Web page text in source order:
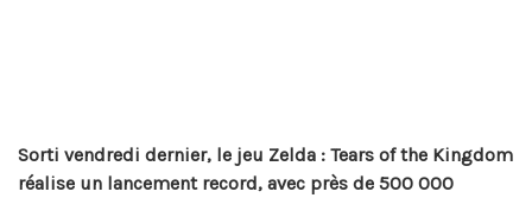
Sorti vendredi dernier, le jeu Zelda : Tears of the Kingdom
réalise un lancement record, avec près de 500 000